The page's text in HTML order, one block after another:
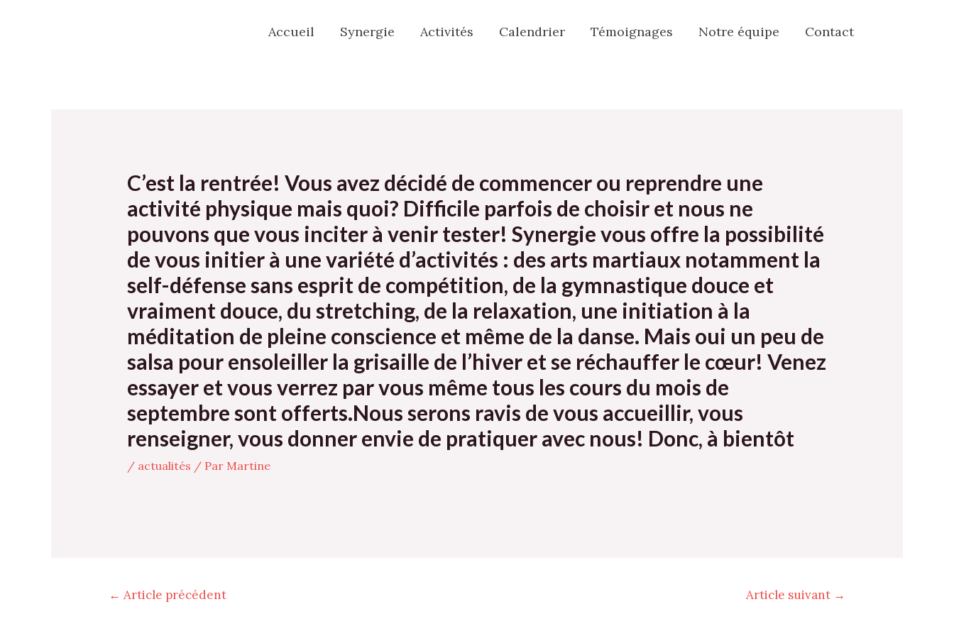
Accueil Synergie Activités Calendrier Témoignages Notre équipe Contact
C’est la rentrée! Vous avez décidé de commencer ou reprendre une
activité physique mais quoi? Difficile parfois de choisir et nous ne
pouvons que vous inciter à venir tester! Synergie vous offre la possibilité
de vous initier à une variété d’activités : des arts martiaux notamment la
self-défense sans esprit de compétition, de la gymnastique douce et
vraiment douce, du stretching, de la relaxation, une initiation à la
méditation de pleine conscience et même de la danse. Mais oui un peu de
salsa pour ensoleiller la grisaille de l’hiver et se réchauffer le cœur! Venez
essayer et vous verrez par vous même tous les cours du mois de
septembre sont offerts.Nous serons ravis de vous accueillir, vous
renseigner, vous donner envie de pratiquer avec nous! Donc, à bientôt
/ actualités / Par Martine
← Article précédent Article suivant →